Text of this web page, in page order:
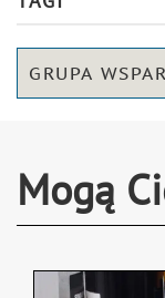
GRUPA
Mogą